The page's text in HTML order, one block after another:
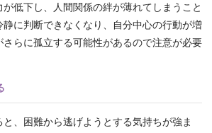
が低下し、人間関係の絆が薄れてしまうこと
に判断できなくなり、自分中心の行動が増
さらに孤立する可能性があるので注意が必要
、困難から逃げようとする気持ちが強ま